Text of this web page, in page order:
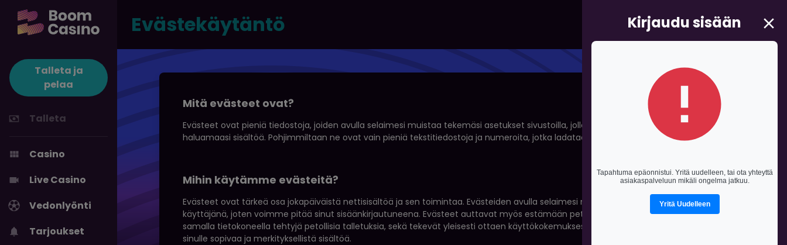
Talleta ja
pelaa
Talleta
Casino
Live Casino
Vedonlyönti
Tarjoukset
Evästekäytäntö
Mitä evästeet ovat?
Evästeet ovat pieniä tiedostoja, joiden avulla selaimesi muistaa tekemäsi asetukset sivustoilla, jolloin sinulle on helpompaa tarjota
haluamaasi sisältöä. Pohjimmiltaan ne ovat vain pieniä tekstitiedostoja ja numeroita, jotka ladataan laitteellesi.
Mihin käytämme evästeitä?
Evästeet ovat tärkeä osa jokapäiväistä nettisisältöä ja sen toimintaa. Evästeiden avulla selaimesi muistaa tietosi ja tunnistaa sinut
käyttäjänä, joten voimme pitää sinut sisäänkirjautuneena. Evästeet auttavat myös estämään petoksia, esimerkiksi tunnistamalla
samalla tietokoneella tehtyjä petollisia talletuksia, sekä tekevät yleisesti ottaen käyttökokemuksesta paremman näyttämällä
sinulle sopivaa ja merkityksellistä sisältöä.
Kirjaudu sisään